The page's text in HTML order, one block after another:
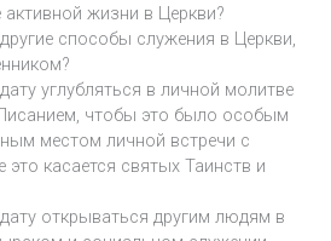
активной жизни в Церкви?
способы служения в Церкви,
углубляться в личной молитве
чтобы это было особым
местом личной встречи с
это касается святых Таинств и
открываться другим людям в